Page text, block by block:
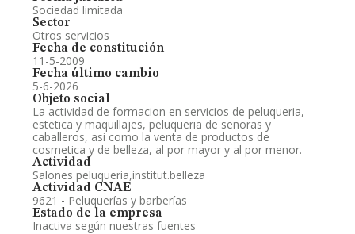
Sociedad limitada
Sector
Otros servicios
Fecha de constitución
11-5-2009
Fecha último cambio
5-6-2026
Objeto social
La actividad de formacion en servicios de peluqueria,
estetica y maquillajes, peluqueria de senoras y
caballeros, asi como la venta de productos de
cosmetica y de belleza, al por mayor y al por menor.
Actividad
Salones peluqueria,institut.belleza
Actividad CNAE
9621 - Peluquerías y barberías
Estado de la empresa
Inactiva según nuestras fuentes